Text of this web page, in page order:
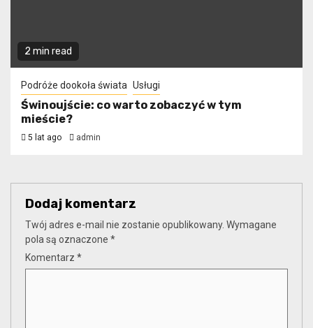
2 min read
Podróże dookoła świata Usługi
Świnoujście: co warto zobaczyć w tym
mieście?
5 lat ago admin
Dodaj komentarz
Twój adres e-mail nie zostanie opublikowany. Wymagane
pola są oznaczone *
Komentarz *